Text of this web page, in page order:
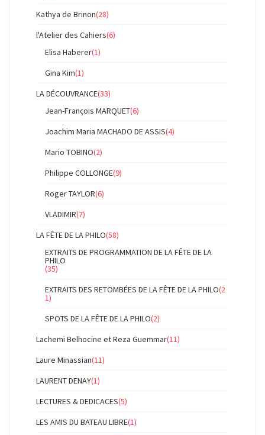
Kathya de Brinon(28)
l'Atelier des Cahiers(6)
Elisa Haberer(1)
Gina Kim(1)
LA DÉCOUVRANCE(33)
Jean-François MARQUET(6)
Joachim Maria MACHADO DE ASSIS(4)
Mario TOBINO(2)
Philippe COLLONGE(9)
Roger TAYLOR(6)
VLADIMIR(7)
LA FÊTE DE LA PHILO(58)
EXTRAITS DE PROGRAMMATION DE LA FÊTE DE LA
PHILO
(35)
EXTRAITS DES RETOMBÉES DE LA FÊTE DE LA PHILO(2
1)
SPOTS DE LA FÊTE DE LA PHILO(2)
Lachemi Belhocine et Reza Guemmar(11)
Laure Minassian(11)
LAURENT DENAY(1)
LECTURES & DEDICACES(5)
LES AMIS DU BATEAU LIBRE(1)